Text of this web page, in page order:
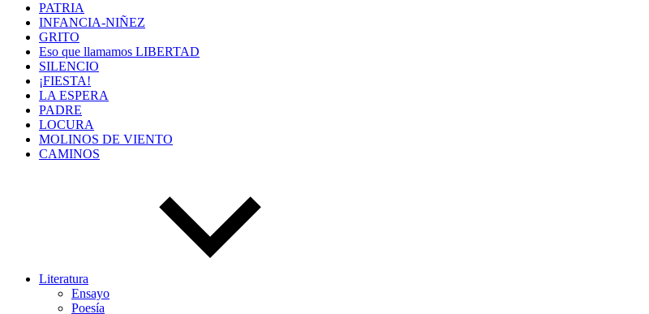
PATRIA
INFANCIA-NIÑEZ
GRITO
Eso que llamamos LIBERTAD
SILENCIO
¡FIESTA!
LA ESPERA
PADRE
LOCURA
MOLINOS DE VIENTO
CAMINOS
Literatura
Ensayo
Poesía